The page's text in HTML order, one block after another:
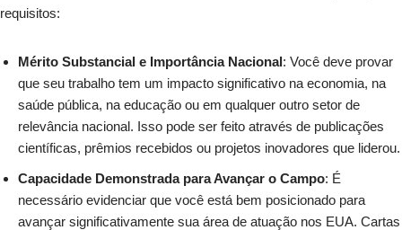
requisitos:
Mérito Substancial e Importância Nacional: Você deve provar
que seu trabalho tem um impacto significativo na economia, na
saúde pública, na educação ou em qualquer outro setor de
relevância nacional. Isso pode ser feito através de publicações
científicas, prêmios recebidos ou projetos inovadores que liderou.
Capacidade Demonstrada para Avançar o Campo: É
necessário evidenciar que você está bem posicionado para
avançar significativamente sua área de atuação nos EUA. Cartas